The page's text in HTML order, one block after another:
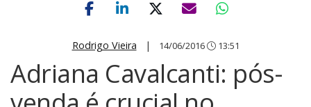
Rodrigo Vieira | 14/06/2016 13:51
Adriana Cavalcanti: pós-